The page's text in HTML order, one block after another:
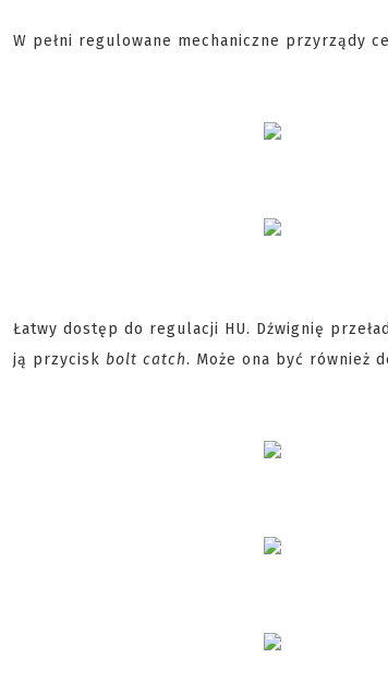
W pełni regulowane mechaniczne przyrządy
Łatwy dostęp do regulacji HU. Dźwignię
ją przycisk bolt catch. Może ona być również